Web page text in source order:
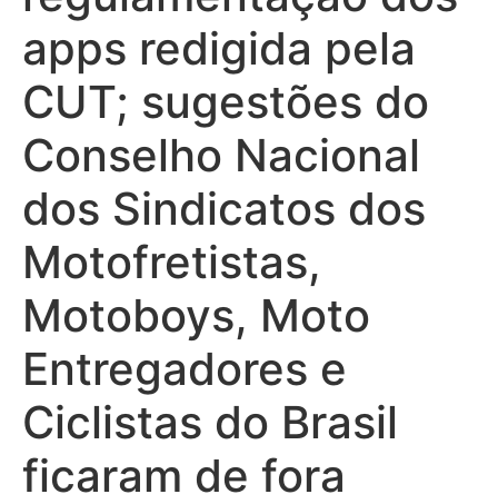
apps redigida pela
CUT; sugestões do
Conselho Nacional
dos Sindicatos dos
Motofretistas,
Motoboys, Moto
Entregadores e
Ciclistas do Brasil
ficaram de fora